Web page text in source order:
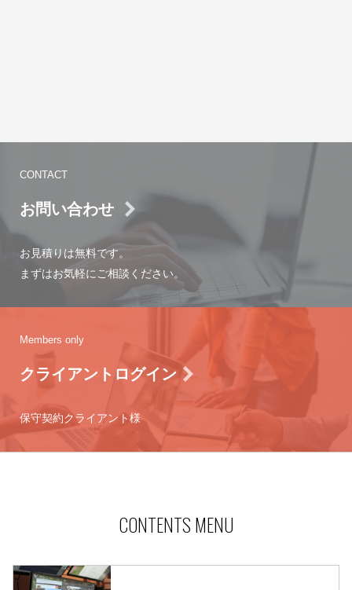
CONTACT
お問い合わせ
お見積りは無料です。
まずはお気軽にご相談ください。
Members only
クライアントログイン
保守契約クライアント様
CONTENTS MENU